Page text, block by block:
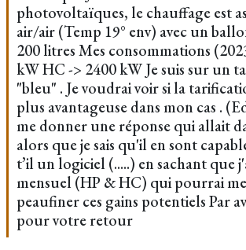
photovoltaïques, le chauffage est
air/air (Temp 19° env) avec un
200 litres Mes consommations
kW HC -> 2400 kW Je suis sur un
"bleu" . Je voudrai voir si la
plus avantageuse dans mon cas .
me donner une réponse qui allait
alors que je sais qu'il en sont
t’il un logiciel (.....) en sachant que
mensuel (HP & HC) qui pourrai
peaufiner ces gains potentiels Par
pour votre retour